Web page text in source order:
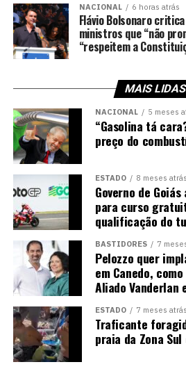
NACIONAL 6 horas atrás
Flávio Bolsonaro
ministros que “não
“respeitem a
MAIS LIDAS
NACIONAL 5 meses
“Gasolina tá
preço do
ESTADO 8 meses atrás
Governo de
para curso
qualificação do
BASTIDORES 7
Pelozzo quer
em Canedo,
Aliado Vanderlan
ESTADO 7 meses atrás
Traficante
praia da Zona Sul